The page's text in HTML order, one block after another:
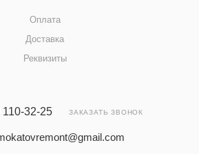
Оплата
Доставка
Реквизиты
110-32-25 ЗАКАЗАТЬ ЗВОНОК